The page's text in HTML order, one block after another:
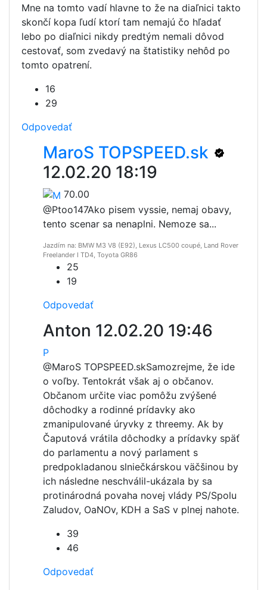
Mne na tomto vadí hlavne to že na diaľnici takto
skončí kopa ľudí ktorí tam nemajú čo hľadať
lebo po diaľnici nikdy predtým nemali dôvod
cestovať, som zvedavý na štatistiky nehôd po
tomto opatrení.
16
29
Odpovedať
MaroS TOPSPEED.sk
12.02.20 18:19
70.00
@Ptoo147Ako pisem vyssie, nemaj obavy,
tento scenar sa nenaplni. Nemoze sa...
Jazdím na: BMW M3 V8 (E92), Lexus LC500 coupé, Land Rover
Freelander I TD4, Toyota GR86
25
19
Odpovedať
Anton 12.02.20 19:46
P
@MaroS TOPSPEED.skSamozrejme, že ide
o voľby. Tentokrát však aj o občanov.
Občanom určite viac pomôžu zvýšené
dôchodky a rodinné prídavky ako
zmanipulované úryvky z threemy. Ak by
Čaputová vrátila dôchodky a prídavky späť
do parlamentu a nový parlament s
predpokladanou slniečkárskou väčšinou by
ich následne neschválil-ukázala by sa
protinárodná povaha novej vlády PS/Spolu
Zaludov, OaNOv, KDH a SaS v plnej nahote.
39
46
Odpovedať